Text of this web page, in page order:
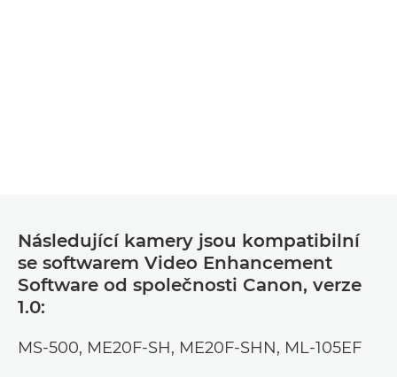
Následující kamery jsou kompatibilní
se softwarem Video Enhancement
Software od společnosti Canon, verze
1.0:
MS-500, ME20F-SH, ME20F-SHN, ML-105EF